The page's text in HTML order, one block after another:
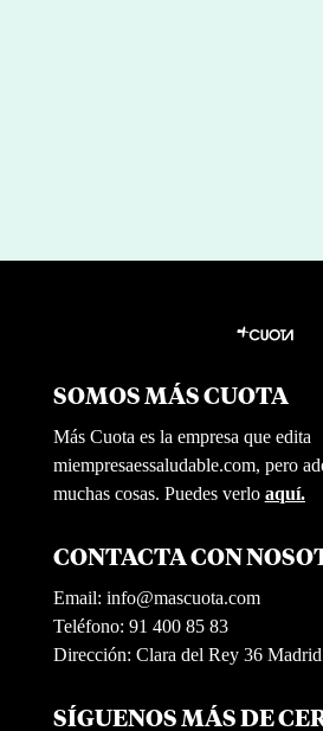
SOMOS MÁS CUOTA
Más Cuota es la empresa que edita
miempresaessaludable.com, pero
muchas cosas. Puedes verlo aquí.
CONTACTA CON
Email: info@mascuota.com
Teléfono: 91 400 85 83
Dirección: Clara del Rey 36 Madrid
SÍGUENOS MÁS DE